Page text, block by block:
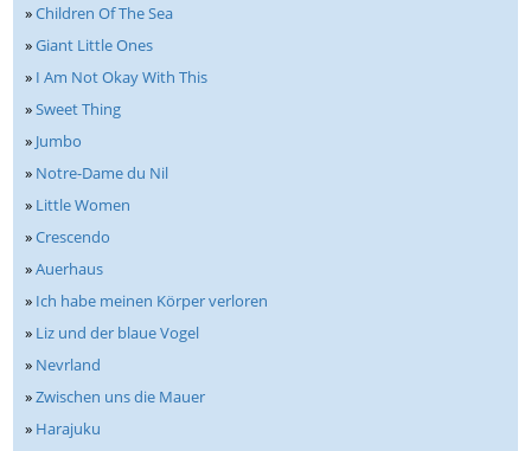
»Children Of The Sea
»Giant Little Ones
» I Am Not Okay With This
»Sweet Thing
» Jumbo
» Notre-Dame du Nil
» Little Women
»Crescendo
»Auerhaus
» Ich habe meinen Körper verloren
» Liz und der blaue Vogel
» Nevrland
»Zwischen uns die Mauer
» Harajuku